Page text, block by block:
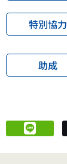
特別協力
助成